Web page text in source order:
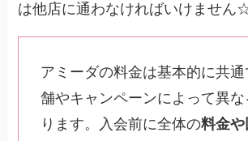
は他店に通わなければいけません
アミーダの料金は基本的に共
舗やキャンペーンによって異
ります。入会前に全体の料金